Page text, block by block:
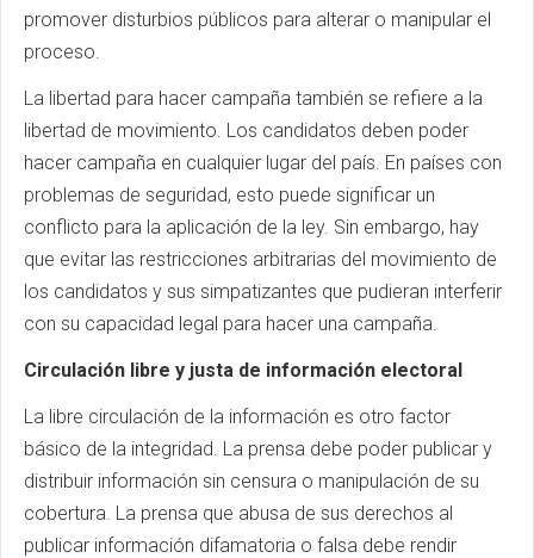
promover disturbios públicos para alterar o manipular el
proceso.
La libertad para hacer campaña también se refiere a la
libertad de movimiento. Los candidatos deben poder
hacer campaña en cualquier lugar del país. En países con
problemas de seguridad, esto puede significar un
conflicto para la aplicación de la ley. Sin embargo, hay
que evitar las restricciones arbitrarias del movimiento de
los candidatos y sus simpatizantes que pudieran interferir
con su capacidad legal para hacer una campaña.
Circulación libre y justa de información electoral
La libre circulación de la información es otro factor
básico de la integridad. La prensa debe poder publicar y
distribuir información sin censura o manipulación de su
cobertura. La prensa que abusa de sus derechos al
publicar información difamatoria o falsa debe rendir